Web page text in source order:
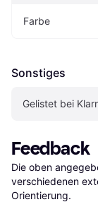
Farbe
Sonstiges
Gelistet bei
Feedback
Die oben
verschiedenen
Orientierung.